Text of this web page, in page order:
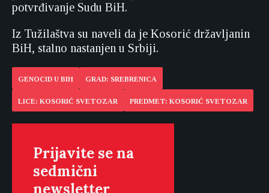
potvrđivanje Sudu BiH.
Iz Tužilaštva su naveli da je Kosorić državljanin
BiH, stalno nastanjen u Srbiji.
GENOCID U BIH GRAD: SREBRENICA
LICE: KOSORIĆ SVETOZAR PREDMET: KOSORIĆ SVETOZAR
Prijavite se na
sedmični
newsletter